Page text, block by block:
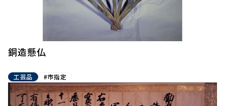
銅造懸仏
工芸品 #市指定